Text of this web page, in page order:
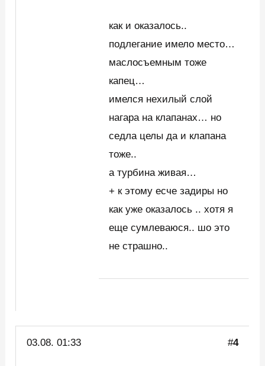
как и оказалось..
подлегание имело место…
маслосъемным тоже
капец…
имелся нехилый слой
нагара на клапанах… но
седла целы да и клапана
тоже..
а турбина живая…
+ к этому есче задиры но
как уже оказалось .. хотя я
еще сумлеваюся.. шо это
не страшно..
03.08. 01:33 #4